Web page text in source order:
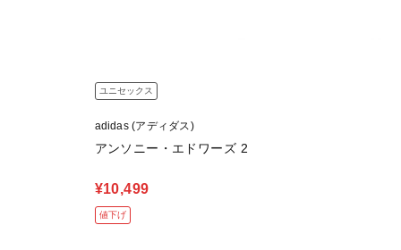
ユニセックス
adidas (アディダス)
アンソニー・エドワーズ 2
¥10,499
値下げ